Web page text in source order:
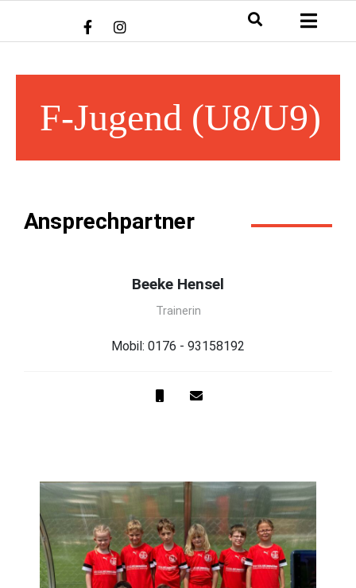
F-Jugend (U8/U9)
Ansprechpartner
Beeke Hensel
Trainerin
Mobil: 0176 - 93158192